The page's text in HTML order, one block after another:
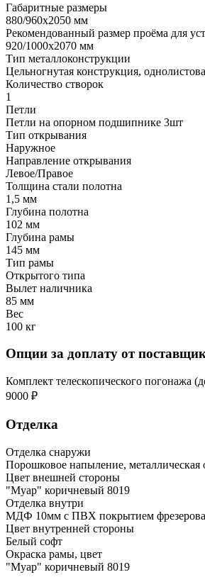
Габаритные размеры
880/960х2050 мм
Рекомендованный размер проёма для
920/1000х2070 мм
Тип металлоконструкции
Цельногнутая конструкция,
Количество створок
1
Петли
Петли на опорном подшипнике 3шт
Тип открывания
Наружное
Направление открывания
Левое/Правое
Толщина стали полотна
1,5 мм
Глубина полотна
102 мм
Глубина рамы
145 мм
Тип рамы
Открытого типа
Вылет наличника
85 мм
Вес
100 кг
Опции за доплату от
Комплект телескопического погонажа
9000 ₽
Отделка
Отделка снаружи
Порошковое напыление, металлическая
Цвет внешней стороны
"Муар" коричневый 8019
Отделка внутри
МДФ 10мм с ПВХ покрытием
Цвет внутренней стороны
Белый софт
Окраска рамы, цвет
"Муар" коричневый 8019